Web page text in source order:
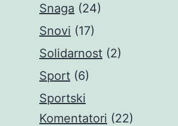
Snaga (24)
Snovi (17)
Solidarnost (2)
Sport (6)
Sportski
Komentatori (22)